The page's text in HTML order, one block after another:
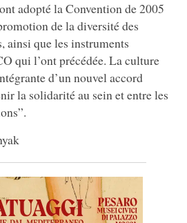
adopté la Convention de 2005
de la diversité des
ainsi que les instruments
qui l’ont précédée. La culture
d’un nouvel accord
la solidarité au sein et entre les